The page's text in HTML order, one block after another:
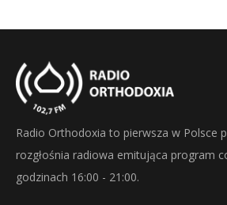
Radio Orthodoxia to pierwsza w Polsce
rozgłośnia radiowa emitująca program
godzinach 16:00 - 21:00.